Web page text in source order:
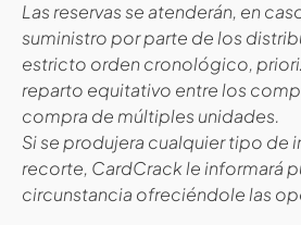
Las reservas se atenderán, en
suministro por parte de los
estricto orden cronológico,
reparto equitativo entre los
compra de múltiples unidades.
Si se produjera cualquier tipo de
recorte, CardCrack le informará
circunstancia ofreciéndole las